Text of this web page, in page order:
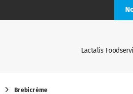
Lactalis
Brebicrème